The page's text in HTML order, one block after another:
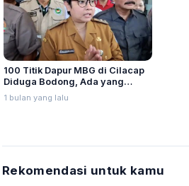
100 Titik Dapur MBG di Cilacap
Diduga Bodong, Ada yang
Berada di Area Hutan dan
Pemakaman
1 bulan yang lalu
Rekomendasi untuk kamu